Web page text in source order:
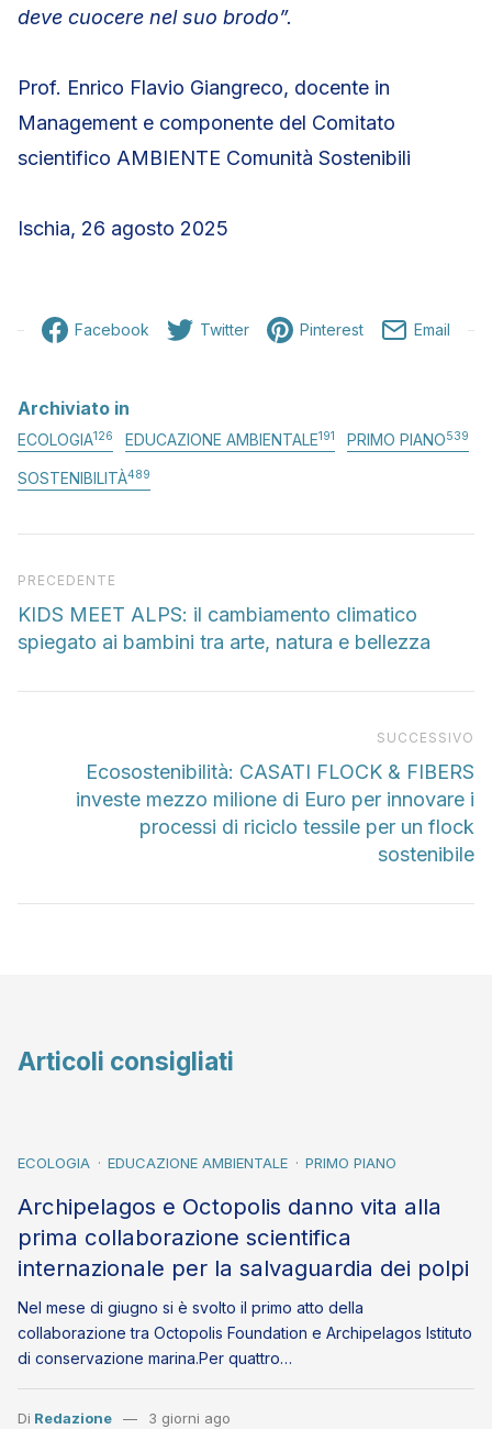
deve cuocere nel suo brodo”.
Prof. Enrico Flavio Giangreco, docente in
Management e componente del Comitato
scientifico AMBIENTE Comunità Sostenibili
Ischia, 26 agosto 2025
Facebook Twitter Pinterest Email
Archiviato in
ECOLOGIA126 EDUCAZIONE AMBIENTALE191 PRIMO PIANO539
SOSTENIBILITÀ489
Articolo precedente
PRECEDENTE
KIDS MEET ALPS: il cambiamento climatico
spiegato ai bambini tra arte, natura e bellezza
SUCCESSIVO
Ecosostenibilità: CASATI FLOCK & FIBERS
investe mezzo milione di Euro per innovare i
processi di riciclo tessile per un flock
sostenibile
Articoli consigliati
ECOLOGIA EDUCAZIONE AMBIENTALE PRIMO PIANO
Archipelagos e Octopolis danno vita alla
prima collaborazione scientifica
internazionale per la salvaguardia dei polpi
Nel mese di giugno si è svolto il primo atto della
collaborazione tra Octopolis Foundation e Archipelagos Istituto
di conservazione marina.Per quattro…
Di Redazione 3 giorni ago